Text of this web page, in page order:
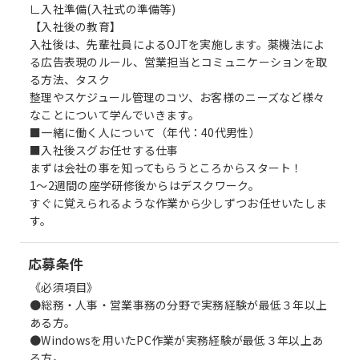
∟入社準備(入社式の準備等)
【入社後の教育】
入社後は、先輩社員によるOJTを実施します。薬機法によ
る広告表現のルール、営業担当とコミュニケーションを取
る方法、タスク
整理やスケジュール管理のコツ、お客様のニーズなど様々
なことについて学んでいきます。
■一緒に働く人について（年代：40代男性）
■入社後スグお任せする仕事
まずは会社の事を知ってもらうところからスタート！
1～2週間の座学研修後からはデスクワーク。
すぐに覚えられるような作業から少しずつお任せいたしま
す。
応募条件
《必須項目》
●総務・人事・営業事務の分野で実務経験が最低３年以上
ある方。
●Windowsを用いたPC作業が実務経験が最低３年以上あ